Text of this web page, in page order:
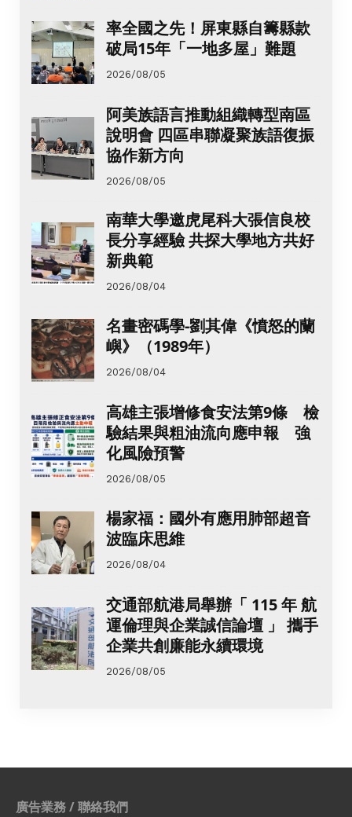
率全國之先！屏東縣自籌縣款
破局15年「一地多屋」難題
2026/08/05
阿美族語言推動組織轉型南區
說明會 四區串聯凝聚族語復振
協作新方向
2026/08/05
南華大學邀虎尾科大張信良校
長分享經驗 共探大學地方共好
新典範
2026/08/04
名畫密碼學-劉其偉《憤怒的蘭
嶼》（1989年）
2026/08/04
高雄主張增修食安法第9條 檢
驗結果與粗油流向應申報 強
化風險預警
2026/08/05
楊家福：國外有應用肺部超音
波臨床思維
2026/08/04
交通部航港局舉辦「 115 年 航
運倫理與企業誠信論壇 」 攜手
企業共創廉能永續環境
2026/08/05
廣告業務 / 聯絡我們